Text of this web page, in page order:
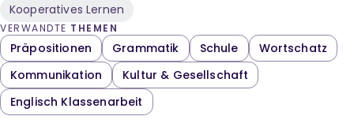
Kooperatives Lernen
VERWANDTE THEMEN
Präpositionen Grammatik Schule
Wortschatz
Kommunikation
Kultur & Gesellschaft
Englisch Klassenarbeit